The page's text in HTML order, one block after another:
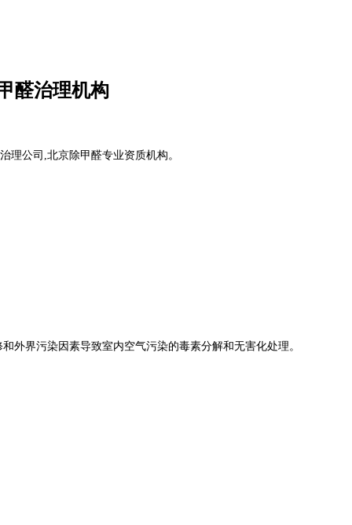
醛治理机构
理公司 北京除甲醛专业资质机构 。
外界污染因素导致室内空气污染的毒素分解和无害化处理。